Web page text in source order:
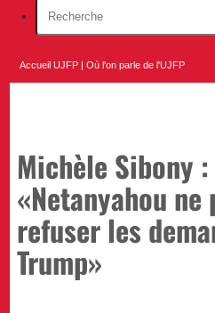
Accueil UJFP |Où l'on parle de l'UJFP
Michèle Sibony :
«Netanyahou ne
refuser les
Trump»